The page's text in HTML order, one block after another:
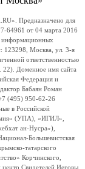
Предназначено для
64961 от 04 марта 2016
информационных
123298, Москва, ул. 3-я
ответственностью
Доменное имя сайта
Федерация и
Бабаян Роман
(495) 950-62-26
в Российской
(УПА), «ИГИЛ»,
ан-Нусра»),
Большевистская
татарского
Корчинского,
центр Свидетелей Иеговы